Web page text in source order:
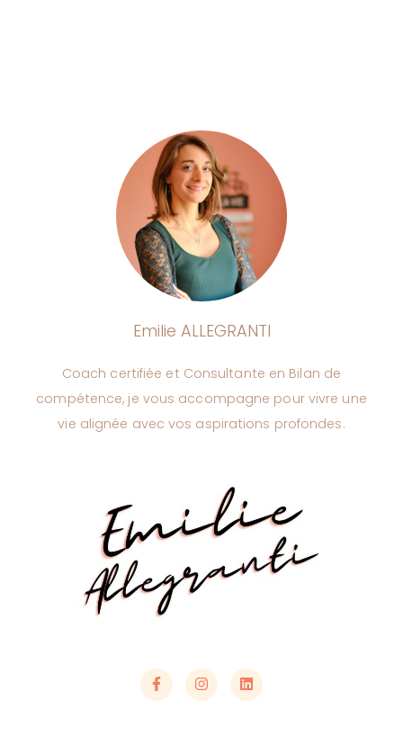
Emilie ALLEGRANTI
Coach certifiée et Consultante en Bilan de
compétence, je vous accompagne pour vivre une
vie alignée avec vos aspirations profondes.